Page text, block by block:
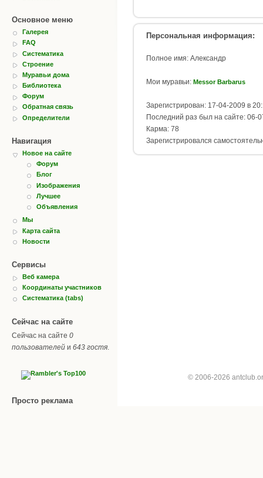
Основное меню
Галерея
FAQ
Систематика
Строение
Муравьи дома
Библиотека
Форум
Обратная связь
Определители
Навигация
Новое на сайте
Форум
Блог
Изображения
Лучшее
Объявления
Мы
Карта сайта
Новости
Сервисы
Веб камера
Координаты участников
Систематика (tabs)
Сейчас на сайте
Сейчас на сайте 0
пользователей и 643 гостя.
Просто реклама
Персональная информация:
Полное имя: Александр
Мои муравьи: Messor Barbarus
Зарегистрирован: 17-04-2009 в
Последний раз был на сайте: 06-
Карма: 78
Зарегистрировался
© 2006-2026